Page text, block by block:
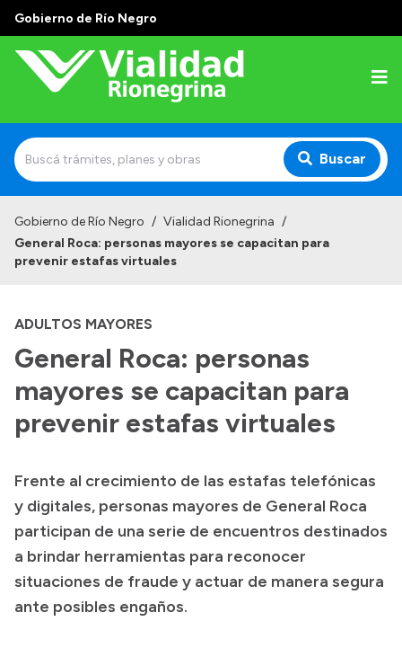
Gobierno de Río Negro
Buscar
Institucional
Autoridades
Delegaciones
Normativa
Historia Vial
Mi Vial
Recibos de sueldo
Correo oficial
Gobierno de Río Negro / Vialidad Rionegrina /
General Roca: personas mayores se capacitan para
prevenir estafas virtuales
ADULTOS MAYORES
General Roca: personas
mayores se capacitan para
prevenir estafas virtuales
Frente al crecimiento de las estafas telefónicas
y digitales, personas mayores de General Roca
participan de una serie de encuentros destinados
a brindar herramientas para reconocer
situaciones de fraude y actuar de manera segura
ante posibles engaños.